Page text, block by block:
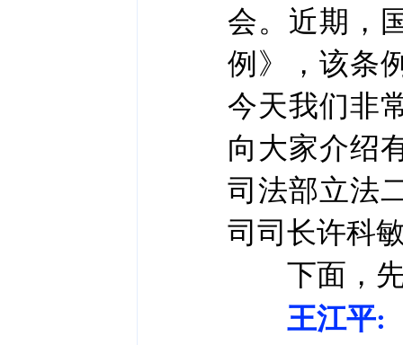
会。近期，
例》，该条
今天我们非
向大家介绍
司法部立法
司司长许科
下面，先
王江平: